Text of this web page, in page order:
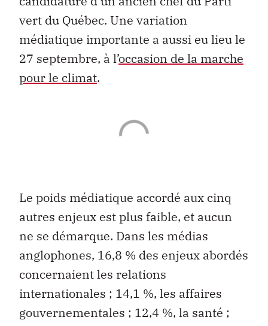
vert du Québec. Une variation
médiatique importante a aussi eu lieu le
27 septembre, à l’occasion de la marche
pour le climat.
Le poids médiatique accordé aux cinq
autres enjeux est plus faible, et aucun
ne se démarque. Dans les médias
anglophones, 16,8 % des enjeux abordés
concernaient les relations
internationales ; 14,1 %, les affaires
gouvernementales ; 12,4 %, la santé ;